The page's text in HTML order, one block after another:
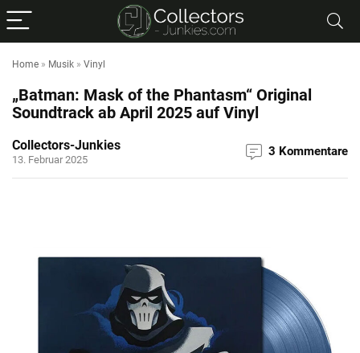
Home » Musik » Vinyl
„Batman: Mask of the Phantasm“ Original
Soundtrack ab April 2025 auf Vinyl
Collectors-Junkies
13. Februar 2025
3 Kommentare